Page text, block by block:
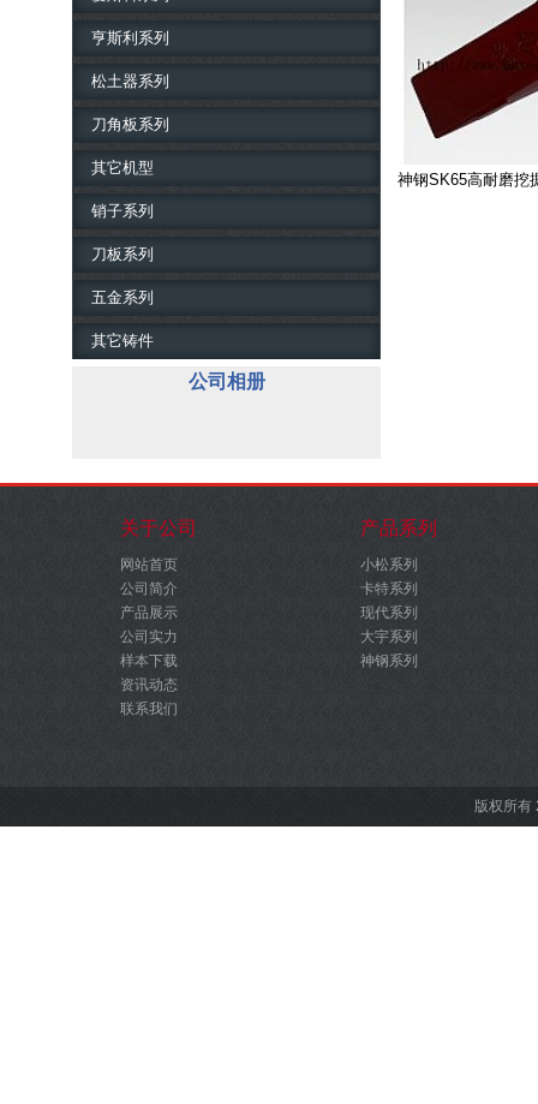
亨斯利系列
松土器系列
刀角板系列
其它机型
销子系列
刀板系列
五金系列
其它铸件
公司相册
神钢SK65高耐磨挖
关于公司 产品系列
网站首页
公司简介
产品展示
公司实力
样本下载
资讯动态
联系我们
小松系列
卡特系列
现代系列
大宇系列
神钢系列
版权所